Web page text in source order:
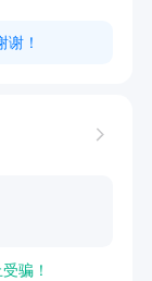
谢！
骗！